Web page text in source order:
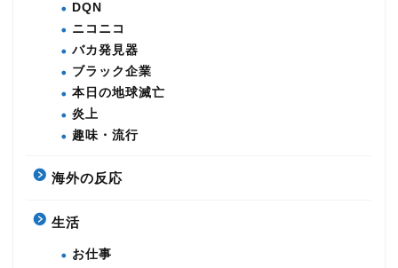
DQN
ニコニコ
バカ発見器
ブラック企業
本日の地球滅亡
炎上
趣味・流行
海外の反応
生活
お仕事